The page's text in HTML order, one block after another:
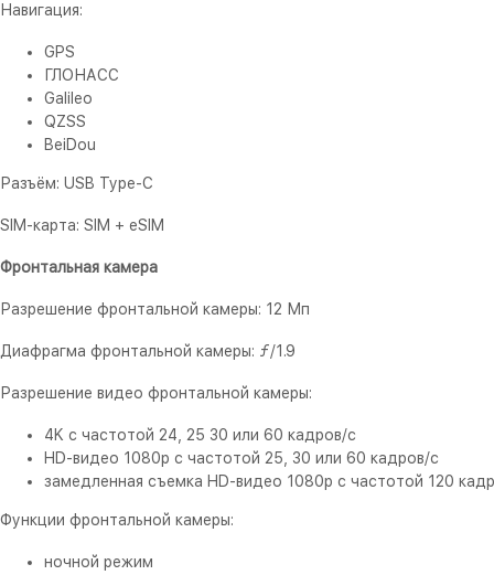
Навигация:
GPS
ГЛОНАСС
Galileo
QZSS
BeiDou
Разъём: USB Type-C
SIM-карта: SIM + eSIM
Фронтальная камера
Разрешение фронтальной камеры: 12 Мп
Диафрагма фронтальной камеры: ƒ/1.9
Разрешение видео фронтальной камеры:
4K с частотой 24, 25 30 или 60 кадров/с
HD-видео 1080p с частотой 25, 30 или 60 кадров/с
замедленная съемка HD-видео 1080p с частотой 120
Функции фронтальной камеры:
ночной режим